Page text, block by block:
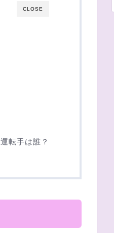
CLOSE
転手は誰？